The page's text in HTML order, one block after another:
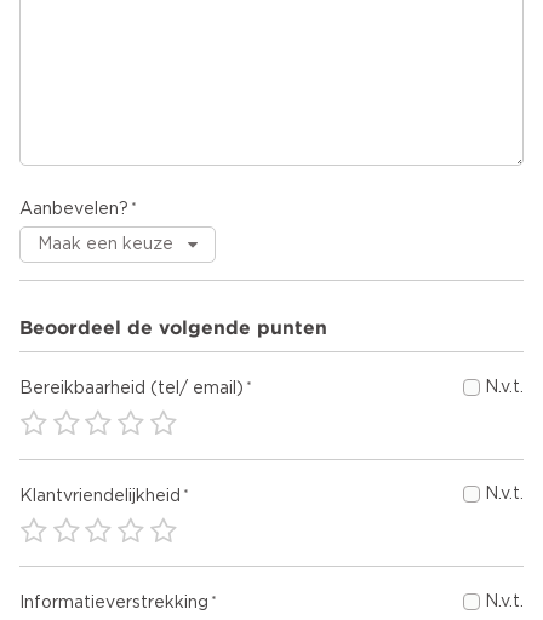
Aanbevelen?
Beoordeel de volgende punten
Bereikbaarheid (tel/ email) N.v.t.
Klantvriendelijkheid N.v.t.
Informatieverstrekking N.v.t.